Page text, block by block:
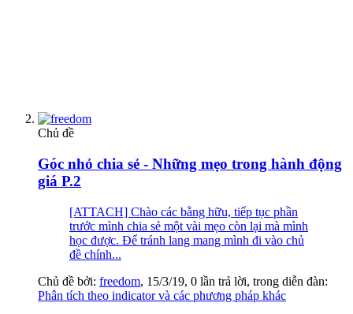
Chủ đề
Góc nhỏ chia sẻ - Những mẹo trong hành động
giá P.2
[ATTACH] Chào các bằng hữu, tiếp tục phần
trước mình chia sẻ một vài mẹo còn lại mà mình
học được. Để tránh lang mang mình đi vào chủ
đề chính...
Chủ đề bởi: freedom, 15/3/19, 0 lần trả lời, trong diễn đàn:
Phân tích theo indicator và các phương pháp khác